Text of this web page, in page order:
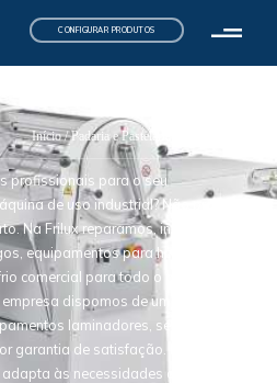
CONFIGURAR PRODUTOS
Início/Padaria e Pastelaria
profissionais para o seu
de uso industrial? Não procure
Na Frilux reparamos, instalamos,
equipamentos para hotelaria,
comercial para todo o país
dispomos de uma vasta e
laminadores, sempre aos
garantia de satisfação. Basta você
às necessidades do seu